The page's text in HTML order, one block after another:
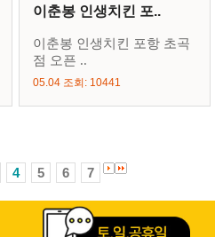
이춘봉 인생치킨 포..
이춘봉 인생치킨 포항 초곡
점 오픈 ..
05.04 조회: 10441
4 5 6 7